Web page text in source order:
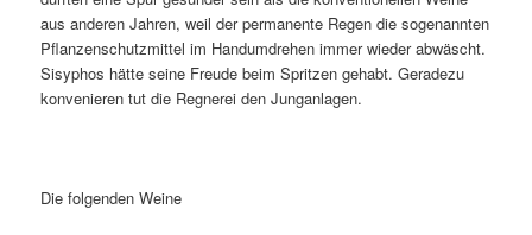
aus anderen Jahren, weil der permanente Regen die sogenannten
Pflanzenschutzmittel im Handumdrehen immer wieder abwäscht.
Sisyphos hätte seine Freude beim Spritzen gehabt. Geradezu
konvenieren tut die Regnerei den Junganlagen.
Die folgenden Weine